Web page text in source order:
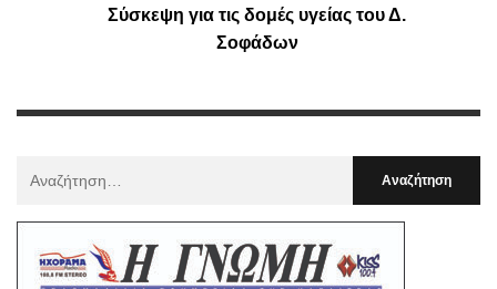
Σύσκεψη για τις δομές υγείας του Δ.
Σοφάδων
: